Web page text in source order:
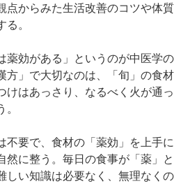
点からみた生活改善のコツや体質
。
薬効がある」というのが中医学の
方」で大切なのは、「旬」の食材
けはあっさり、なるべく火が通っ
不要で、食材の「薬効」を上手に
然に整う。毎日の食事が「薬」と
しい知識は必要なく、無理なくの